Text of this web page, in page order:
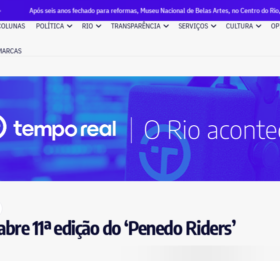
anos fechado para reformas, Museu Nacional de Belas Artes, no Centro do Rio, reabre três
POLÍTICA RIO TRANSPARÊNCIA SERVIÇOS CULTURA
11ª edição do ‘Penedo Riders’